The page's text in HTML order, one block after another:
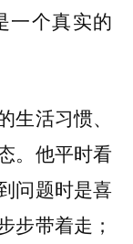
一个真实的
活习惯、
。他平时看
问题时是喜
步带着走；